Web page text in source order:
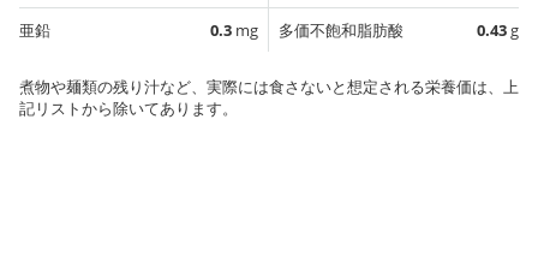
亜鉛
0.3 mg
多価不飽和脂肪酸
0.43g
煮物や麺類の残り汁など、実際には食さないと想定される栄養価は、上
記リストから除いてあります。